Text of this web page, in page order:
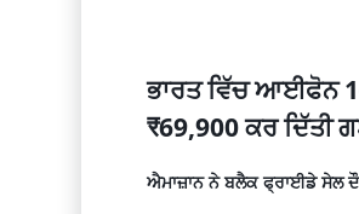
ਭਾਰਤ ਵਿੱਚ ਆਈਫੋਨ
₹69,900 ਕਰ ਦਿੱਤੀ
ਐਮਾਜ਼ਾਨ ਨੇ ਬਲੈਕ ਫ੍ਰਾਈਡੇ ਸੇਲ